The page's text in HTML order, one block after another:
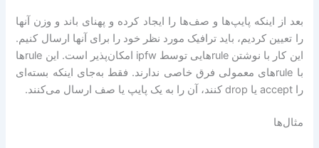
بعد از اینکه پایپ‌ها و صف‌ها را ایجاد کرده و پهنای باند و وزن آنها
را تعیین کردیم، باید ترافیک مورد نظر خود را برای آنها ارسال کنیم.
این کار با نوشتن ruleهایی توسط ipfw امکان‌پذیر است. این ruleها
با ruleهای معمولی فرق خاصی ندارند. فقط به‌جای اینکه بسته‌ای
را accept یا drop کنند، آن را به یک پایپ یا صف ارسال می‌کنند.
مثال‌ها